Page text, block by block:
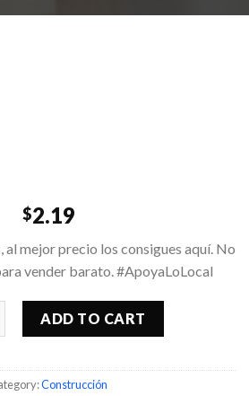
$2.19
al mejor precio los consigues aquí. No
vender barato. #ApoyaLoLocal
ADD TO CART
Construcción